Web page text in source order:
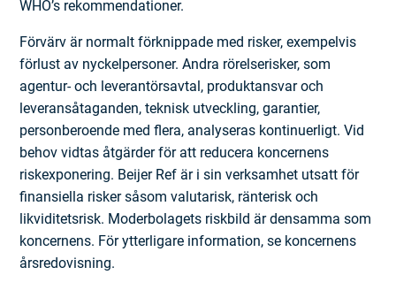
WHO’s rekommendationer.
Förvärv är normalt förknippade med risker, exempelvis
förlust av nyckelpersoner. Andra rörelserisker, som
agentur- och leveran­törsavtal, produktansvar och
leveransåtaganden, teknisk utveckling, garantier,
personberoende med flera, analyseras kontinuerligt. Vid
behov vidtas åtgärder för att reducera koncernens
riskexponering. Beijer Ref är i sin verksamhet utsatt för
finansiella risker såsom valutarisk, ränterisk och
likviditetsrisk. Moderbolagets riskbild är densamma som
koncernens. För ytterligare information, se koncernens
årsredovisning.